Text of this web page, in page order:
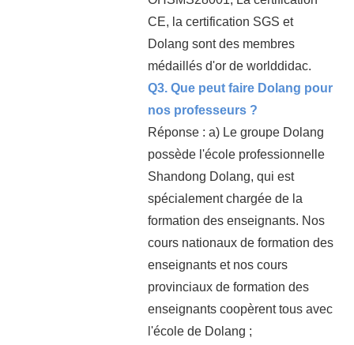
CE, la certification SGS et
Dolang sont des membres
médaillés d'or de worlddidac.
Q3. Que peut faire Dolang pour
nos professeurs ?
Réponse : a) Le groupe Dolang
possède l'école professionnelle
Shandong Dolang, qui est
spécialement chargée de la
formation des enseignants. Nos
cours nationaux de formation des
enseignants et nos cours
provinciaux de formation des
enseignants coopèrent tous avec
l'école de Dolang ;